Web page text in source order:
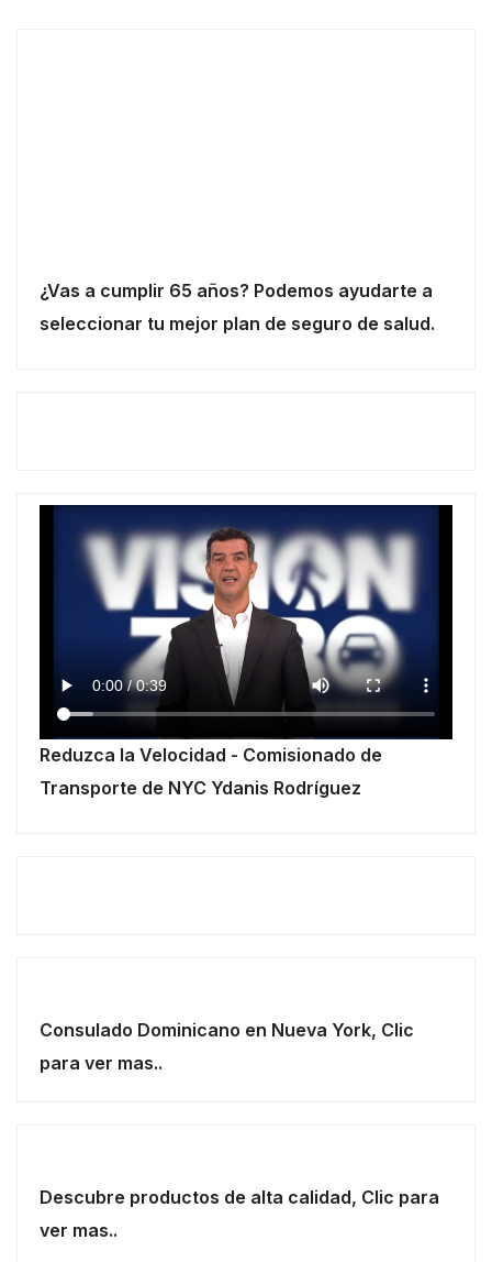
¿Vas a cumplir 65 años? Podemos ayudarte a
seleccionar tu mejor plan de seguro de salud.
Reduzca la Velocidad - Comisionado de
Transporte de NYC Ydanis Rodríguez
Consulado Dominicano en Nueva York, Clic
para ver mas..
Descubre productos de alta calidad, Clic para
ver mas..